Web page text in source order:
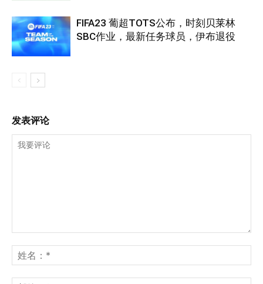
FIFA23 葡超TOTS公布，时刻贝莱林
SBC作业，最新任务球员，伊布退役
发表评论